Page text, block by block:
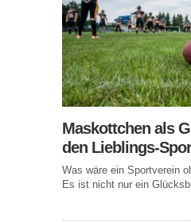
Maskottchen als
den Lieblings-
Was wäre ein Sportverein
Es ist nicht nur ein